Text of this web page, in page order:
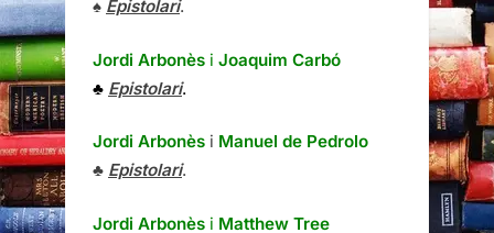
♠ Epistolari.
Jordi Arbonès i Joaquim Carbó
♣ Epistolari.
Jordi Arbonès i Manuel de Pedrolo
♣ Epistolari.
Jordi Arbonès i Matthew Tree